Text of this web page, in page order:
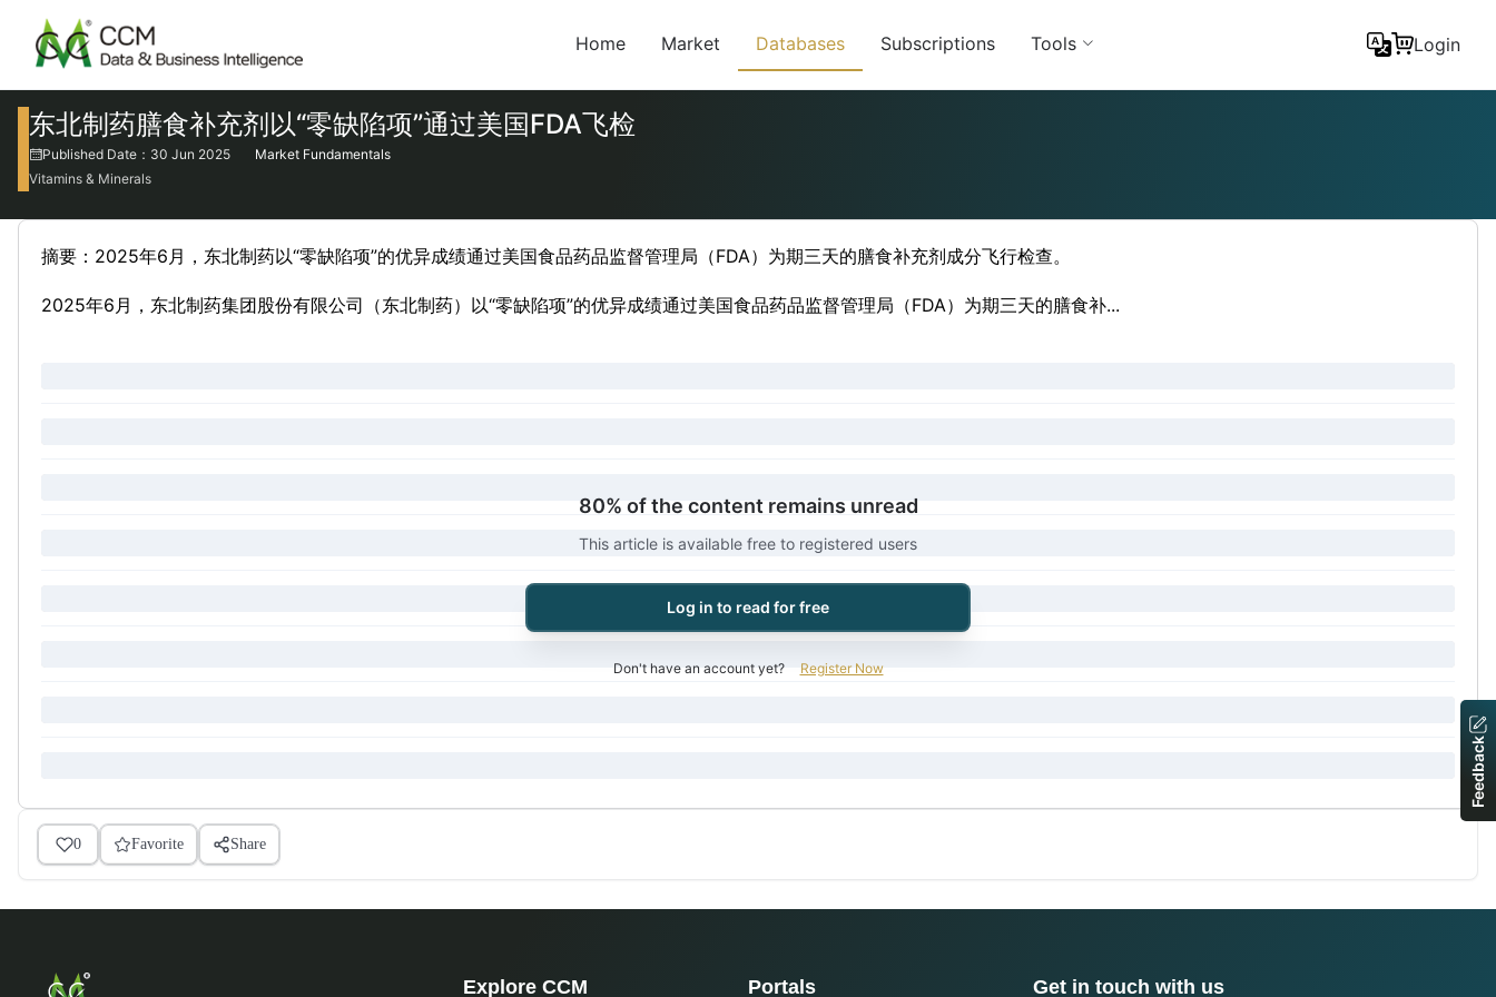
Home Market Databases Subscriptions Tools Login
东北制药膳食补充剂以“零缺陷项”通过美国FDA飞检
Published Date：30 Jun 2025
Market Fundamentals
Vitamins & Minerals
摘要：2025年6月，东北制药以“零缺陷项”的优异成绩通过美国食品药品监督管理局（FDA）为期三天的膳食补充剂成分飞行检查。
2025年6月，东北制药集团股份有限公司（东北制药）以“零缺陷项”的优异成绩通过美国食品药品监督管理局（FDA）为期三天的膳食补...
80% of the content remains unread
This article is available free to registered users
Log in to read for free
Don't have an account yet? Register Now
0 Favorite Share
Explore CCM Portals Get in touch with us
Feedback